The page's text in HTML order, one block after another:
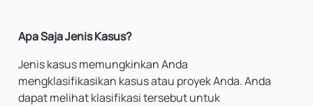
Apa Saja Jenis Kasus?
Jenis kasus memungkinkan Anda
mengklasifikasikan kasus atau proyek Anda. Anda
dapat melihat klasifikasi tersebut untuk